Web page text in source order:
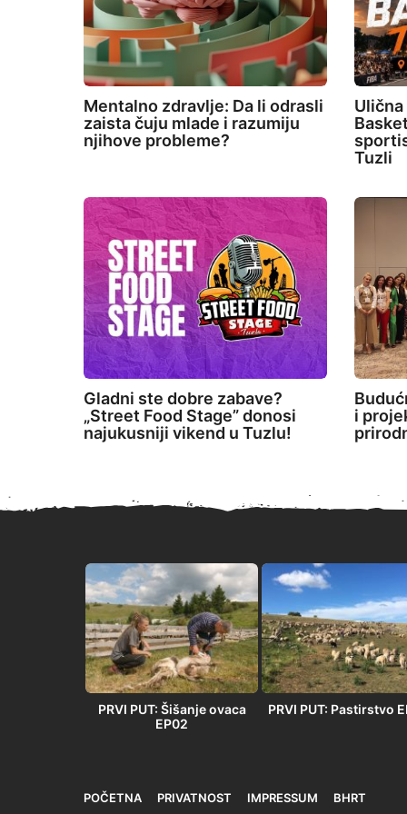
Mentalno zdravlje: Da li odrasli
zaista čuju mlade i razumiju
njihove probleme?
Tuzli
Gladni ste dobre zabave?
„Street Food Stage” donosi
najukusniji vikend u Tuzlu!
i
PRVI PUT: Šišanje ovaca
EP02
PRVI PUT: Pastirstvo
POČETNA PRIVATNOST IMPRESSUM BHRT